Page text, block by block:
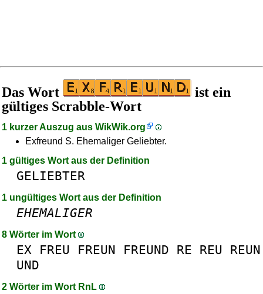
Das Wort
ist ein
gültiges Scrabble-Wort
1 kurzer Auszug aus WikWik.org
Exfreund S. Ehemaliger Geliebter.
1 gültiges Wort aus der Definition
GELIEBTER
1 ungültiges Wort aus der Definition
EHEMALIGER
8 Wörter im Wort
EX FREU FREUN FREUND RE REU REUN
UND
2 Wörter im Wort RnL